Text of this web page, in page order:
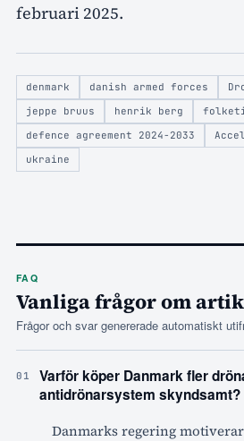
februari 2025.
denmark danish armed forces
jeppe bruus
henrik berg
defence agreement 2024-2033
ukraine
FAQ
Vanliga frågor om
Frågor och svar genererade automatiskt
01
Varför köper Danmark fler
antidrönarsystem skyndsamt?
Danmarks regering